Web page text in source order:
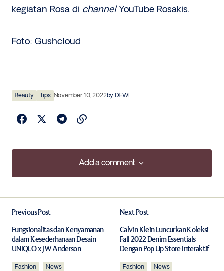
kegiatan Rosa di channelYouTube Rosakis.
Foto: Gushcloud
Beauty Tips November 10, 2022by DEWI
Add a comment
Add a comment
Required fields are marked*
Previous Post
Fungsionalitas dan Kenyamanan
dalam Kesederhanaan Desain
UNIQLO x JW Anderson
Fashion
News
Next Post
Calvin Klein Luncurkan Koleksi
Fall 2022 Denim Essentials
Dengan Pop Up Store Interaktif
Fashion
News